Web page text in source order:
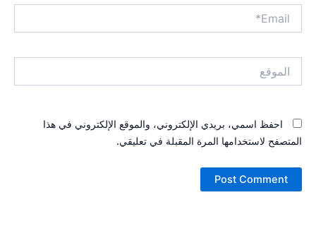
احفظ اسمي، بريدي الإلكتروني، والموقع الإلكتروني في هذا
المتصفح لاستخدامها المرة المقبلة في تعليقي.